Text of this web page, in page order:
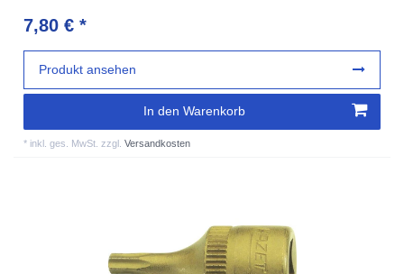
7,80 € *
In den Warenkorb
* inkl. ges. MwSt. zzgl.Versandkosten
Produkt ansehen